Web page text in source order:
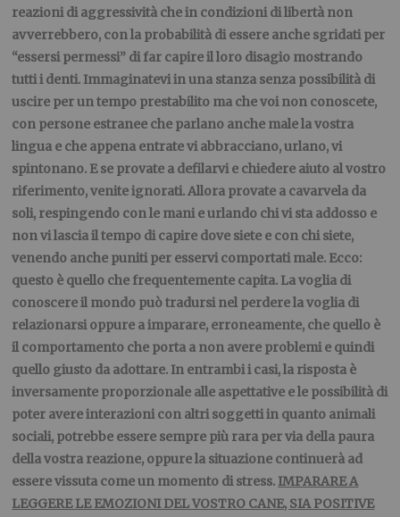
reazioni di aggressività che in condizioni di libertà non
avverrebbero, con la probabilità di essere anche sgridati per
“essersi permessi” di far capire il loro disagio mostrando
tutti i denti. Immaginatevi in una stanza senza possibilità di
uscire per un tempo prestabilito ma che voi non conoscete,
con persone estranee che parlano anche male la vostra
lingua e che appena entrate vi abbracciano, urlano, vi
spintonano. E se provate a defilarvi e chiedere aiuto al vostro
riferimento, venite ignorati. Allora provate a cavarvela da
soli, respingendo con le mani e urlando chi vi sta addosso e
non vi lascia il tempo di capire dove siete e con chi siete,
venendo anche puniti per esservi comportati male. Ecco:
questo è quello che frequentemente capita. La voglia di
conoscere il mondo può tradursi nel perdere la voglia di
relazionarsi oppure a imparare, erroneamente, che quello è
il comportamento che porta a non avere problemi e quindi
quello giusto da adottare. In entrambi i casi, la risposta è
inversamente proporzionale alle aspettative e le possibilità di
poter avere interazioni con altri soggetti in quanto animali
sociali, potrebbe essere sempre più rara per via della paura
della vostra reazione, oppure la situazione continuerà ad
essere vissuta come un momento di stress. IMPARARE A
LEGGERE LE EMOZIONI DEL VOSTRO CANE, SIA POSITIVE